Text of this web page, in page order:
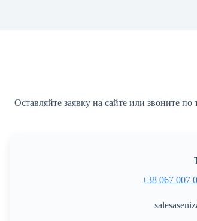
Оставляйте заявку на сайте или звоните по
+38 067 007